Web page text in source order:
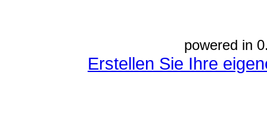
powered in
Erstellen Sie Ihre